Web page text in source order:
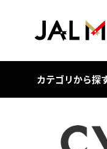
カテゴリから探